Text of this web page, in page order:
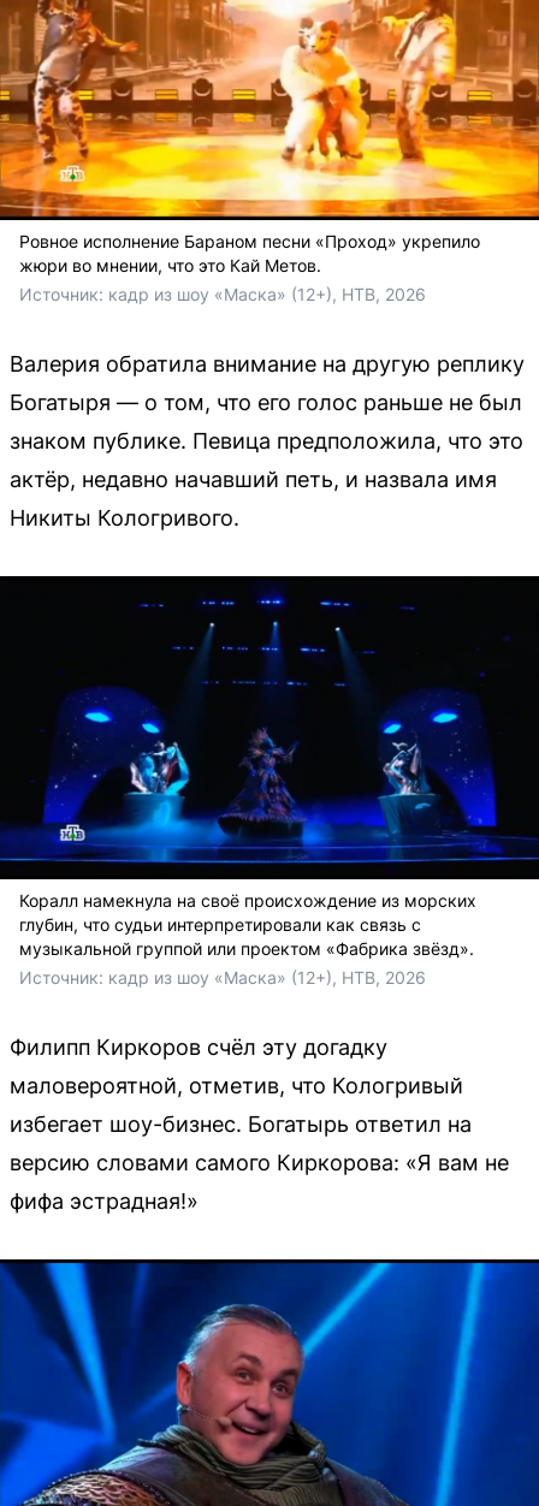
Ровное исполнение Бараном песни «Проход» укрепило
жюри во мнении, что это Кай Метов.
Источник: кадр из шоу «Маска» (12+), НТВ, 2026
Валерия обратила внимание на другую реплику
Богатыря — о том, что его голос раньше не был
знаком публике. Певица предположила, что это
актёр, недавно начавший петь, и назвала имя
Никиты Кологривого.
Коралл намекнула на своё происхождение из морских
глубин, что судьи интерпретировали как связь с
музыкальной группой или проектом «Фабрика звёзд».
Источник: кадр из шоу «Маска» (12+), НТВ, 2026
Филипп Киркоров счёл эту догадку
маловероятной, отметив, что Кологривый
избегает шоу-бизнес. Богатырь ответил на
версию словами самого Киркорова: «Я вам не
фифа эстрадная!»